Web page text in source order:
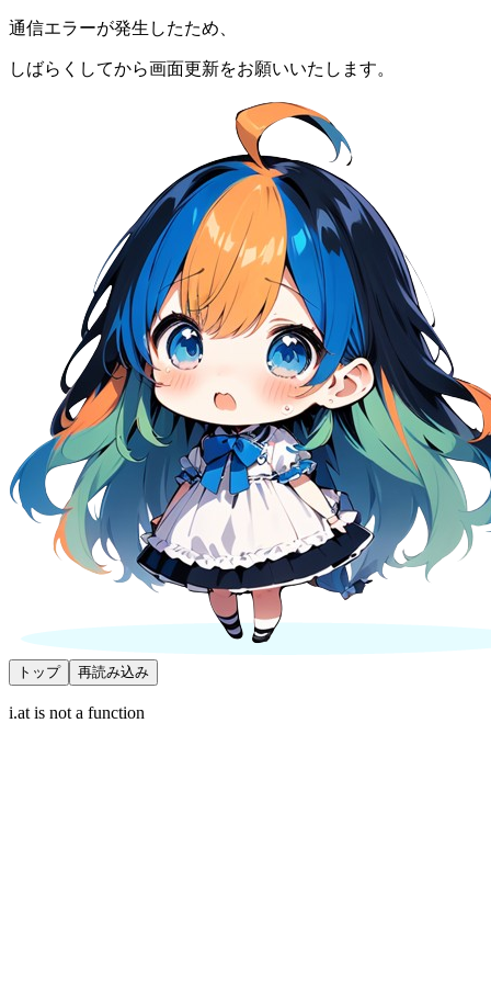
通信エラーが発生したため、
しばらくしてから画面更新をお願いいたします。
トップ 再読み込み
i.at is not a function